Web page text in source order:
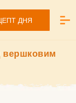
ДНЯ
вершковим